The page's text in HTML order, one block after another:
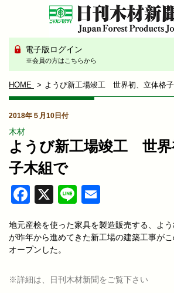
電子版ログイン
※会員の方はこちらから
HOME ようび新工場竣工 世界初、立体格
2018年５月10日付
木材
ようび新工場竣工 世界
子木組で
Facebook
X Line
地元産桧を使った家具を製造販売する、よう
が昨年から進めてきた新工場の建築工事が
オープンした。
※詳細は、日刊木材新聞をご覧下さい